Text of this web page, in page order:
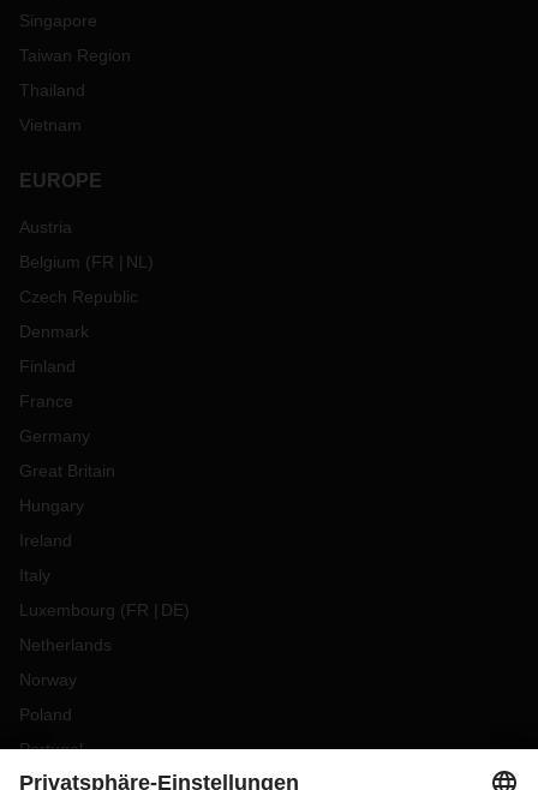
Singapore
Taiwan Region
Thailand
Vietnam
EUROPE
Austria
Belgium (FR NL )
Czech Republic
Denmark
Finland
France
Germany
Great Britain
Hungary
Ireland
Italy
Luxembourg (FR DE)
Netherlands
Norway
Poland
Portugal
Romania